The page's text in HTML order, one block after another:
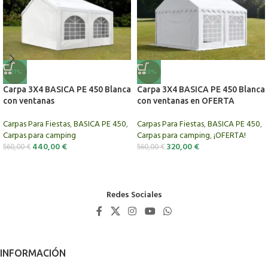
-21%
Carpa 3X4 BASICA PE 450 Blanca
con ventanas
Carpas Para Fiestas,BASICA PE 450,
Carpas para camping
560,00€ 440,00€
-43%
Carpa 3X4 BASICA PE 450 Blanca
con ventanas en OFERTA
Carpas Para Fiestas,BASICA PE 450,
Carpas para camping,¡OFERTA!
560,00€ 320,00€
Redes Sociales